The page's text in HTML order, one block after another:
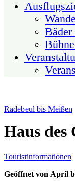
Bäder
Radebeul bis Meißen
Haus des
Touristinformationen
Geöffnet von April